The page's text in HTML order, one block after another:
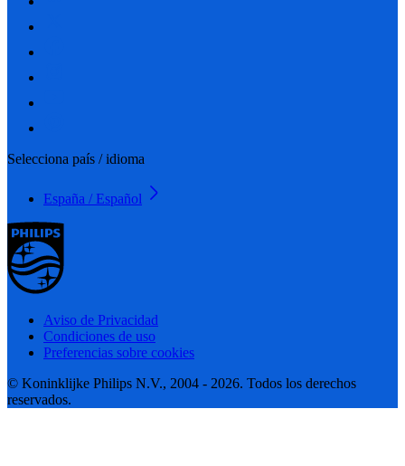
Selecciona país / idioma
España / Español
Aviso de Privacidad
Condiciones de uso
Preferencias sobre cookies
© Koninklijke Philips N.V., 2004 - 2026. Todos los derechos
reservados.